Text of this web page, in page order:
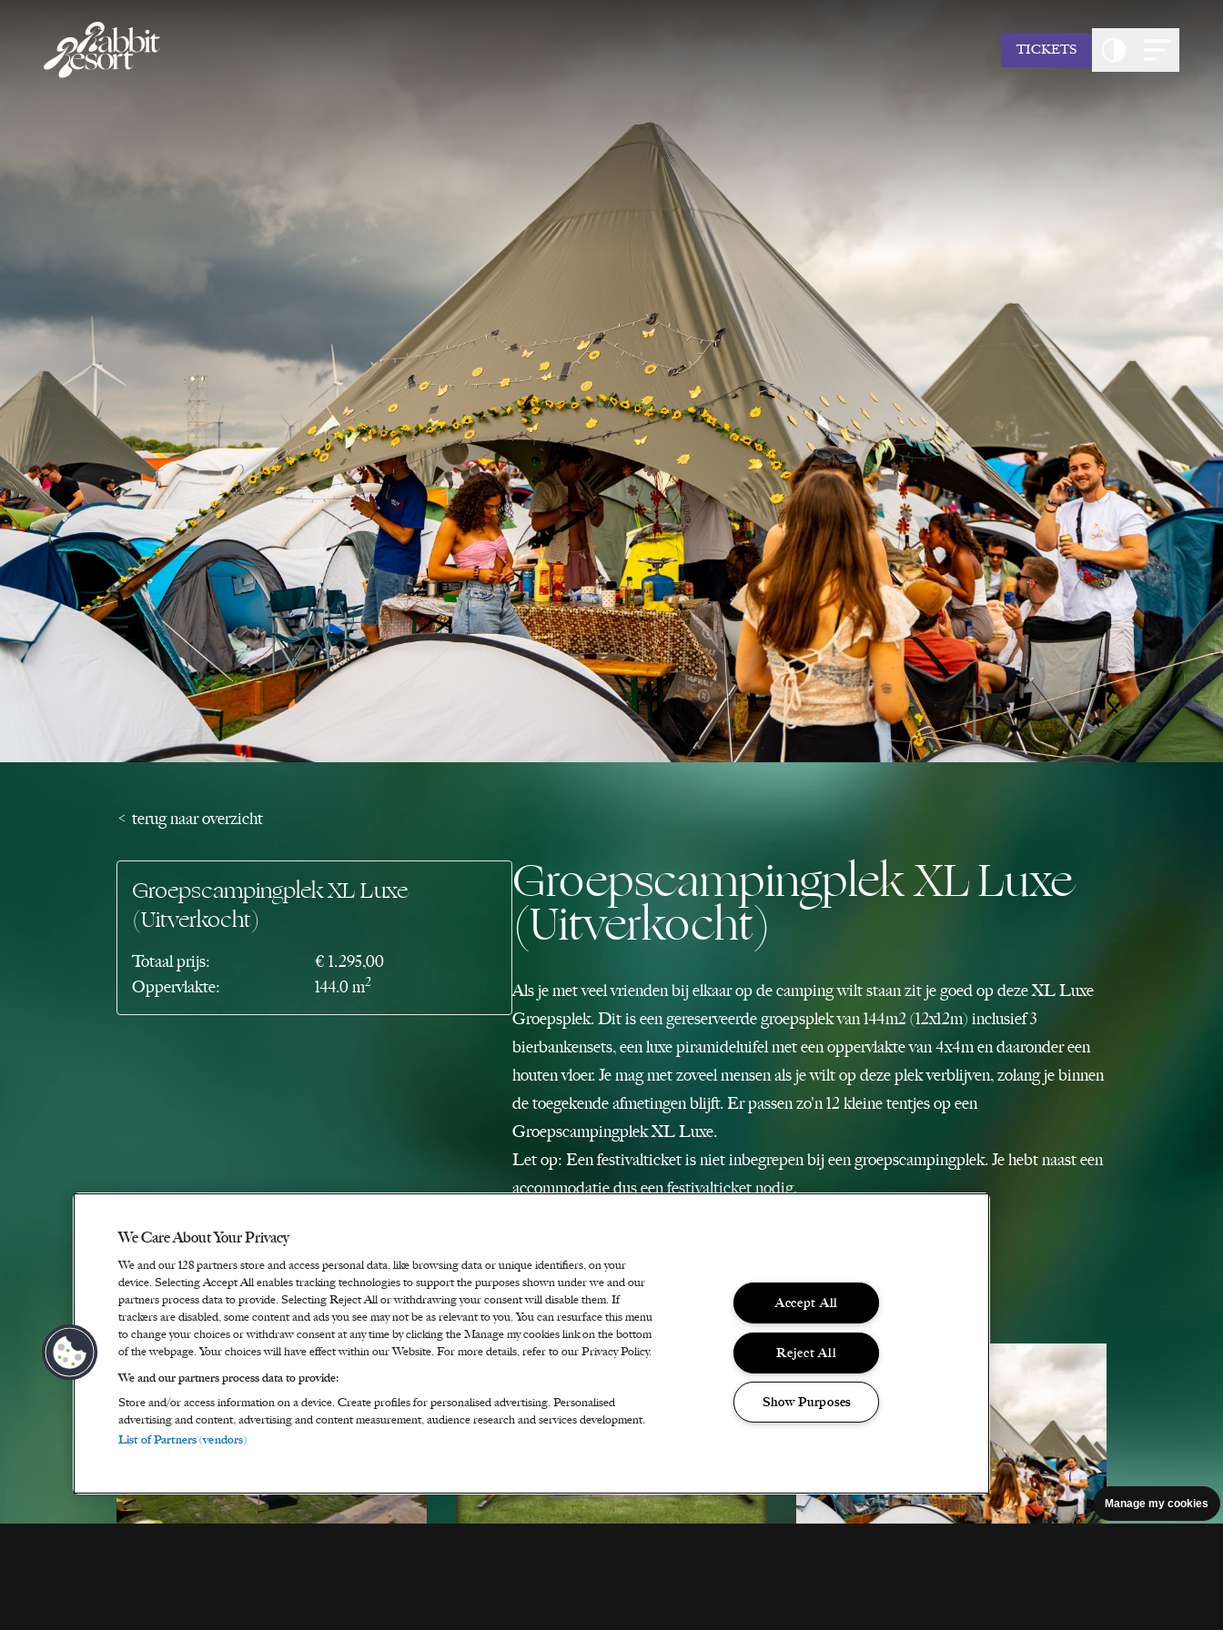
TICKETS
< terug naar overzicht
Groepscampingplek XL Luxe
(Uitverkocht)
Als je met veel vrienden bij elkaar op de camping wilt staan zit je goed op deze XL Luxe
Groepsplek. Dit is een gereserveerde groepsplek van 144m2 (12x12m) inclusief 3
bierbankensets, een luxe piramideluifel met een oppervlakte van 4x4m en daaronder een
houten vloer. Je mag met zoveel mensen als je wilt op deze plek verblijven, zolang je binnen
de toegekende afmetingen blijft. Er passen zo'n 12 kleine tentjes op een
Groepscampingplek XL Luxe.
Let op: Een festivalticket is niet inbegrepen bij een groepscampingplek. Je hebt naast een
accommodatie dus een festivalticket nodig.
Groepscampingplek XL Luxe
(Uitverkocht)
Totaal prijs:
€ 1.295,00
Oppervlakte:
144.0 m2
Manage my cookies
We Care About Your Privacy
We and our 128 partners store and access personal data, like browsing data or unique identifiers, on your
device. Selecting Accept All enables tracking technologies to support the purposes shown under we and our
partners process data to provide. Selecting Reject All or withdrawing your consent will disable them. If
trackers are disabled, some content and ads you see may not be as relevant to you. You can resurface this menu
to change your choices or withdraw consent at any time by clicking the Manage my cookies link on the bottom
of the webpage. Your choices will have effect within our Website. For more details, refer to our Privacy Policy.
We and our partners process data to provide:
Store and/or access information on a device. Create profiles for personalised advertising. Personalised
advertising and content, advertising and content measurement, audience research and services development.
List of Partners (vendors)
Accept All
Reject All
Show Purposes